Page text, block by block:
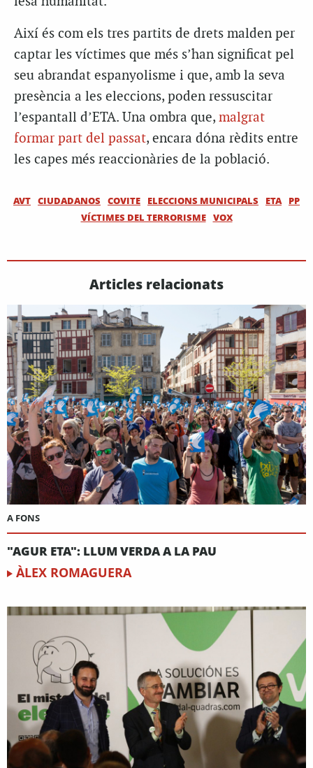
Així és com els tres partits de drets malden per
captar les víctimes que més s’han significat pel
seu abrandat espanyolisme i que, amb la seva
presència a les eleccions, poden ressuscitar
l’espantall d’ETA. Una ombra que, malgrat
formar part del passat, encara dóna rèdits entre
les capes més reaccionàries de la població.
AVT CIUDADANOS COVITE ELECCIONS MUNICIPALS ETA
PP
VÍCTIMES DEL TERRORISME VOX
Articles relacionats
A FONS
"AGUR ETA": LLUM VERDA A LA PAU
ÀLEX ROMAGUERA